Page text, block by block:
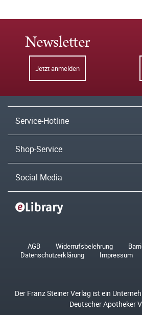
Newsletter
Jetzt anmelden
Service-Hotline
Shop-Service
Social Media
AGB Widerrufsbelehrung
Datenschutzerklärung
Impressum
Der Franz Steiner Verlag ist ein
Deutscher Apotheker